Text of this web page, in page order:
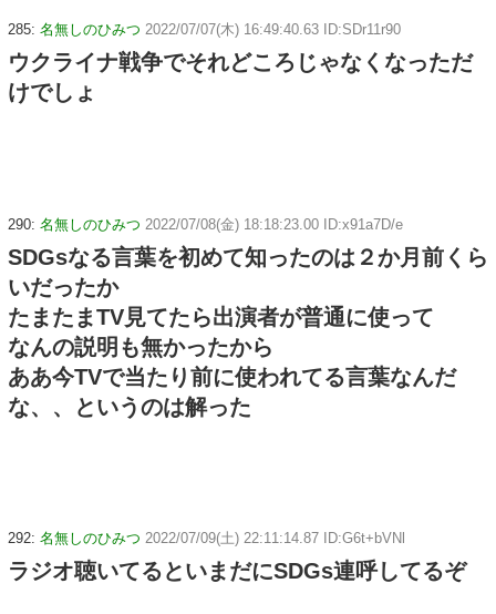
285: 名無しのひみつ 2022/07/07(木) 16:49:40.63 ID:SDr11r90
ウクライナ戦争でそれどころじゃなくなっただ
けでしょ
290: 名無しのひみつ 2022/07/08(金) 18:18:23.00 ID:x91a7D/e
SDGsなる言葉を初めて知ったのは２か月前くら
いだったか
たまたまTV見てたら出演者が普通に使って
なんの説明も無かったから
ああ今TVで当たり前に使われてる言葉なんだ
な、、というのは解った
292: 名無しのひみつ 2022/07/09(土) 22:11:14.87 ID:G6t+bVNl
ラジオ聴いてるといまだにSDGs連呼してるぞ